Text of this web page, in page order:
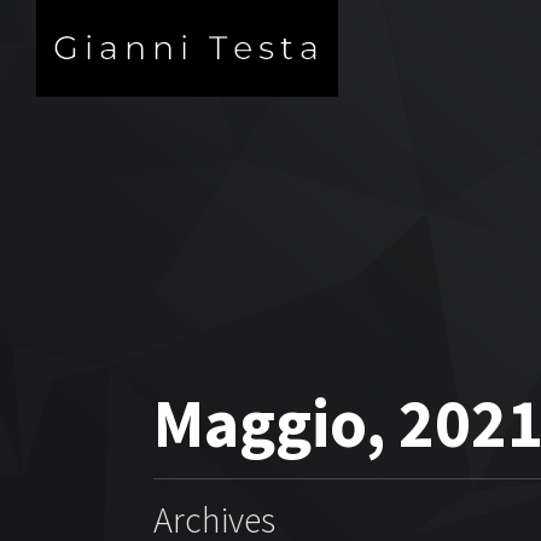
Maggio,
Archives